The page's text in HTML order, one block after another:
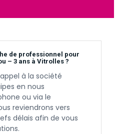
de professionnel pour
– 3 ans à Vitrolles ?
à la société
en nous
ou via le
reviendrons vers
délais afin de vous